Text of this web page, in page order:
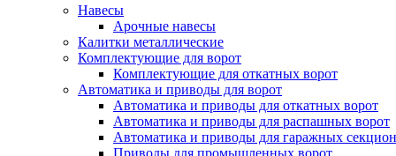
Навесы
Арочные навесы
Калитки металлические
Комплектующие для ворот
Комплектующие для откатных ворот
Автоматика и приводы для ворот
Автоматика и приводы для откатных ворот
Автоматика и приводы для распашных ворот
Автоматика и приводы для гаражных
Приводы для промышленных ворот